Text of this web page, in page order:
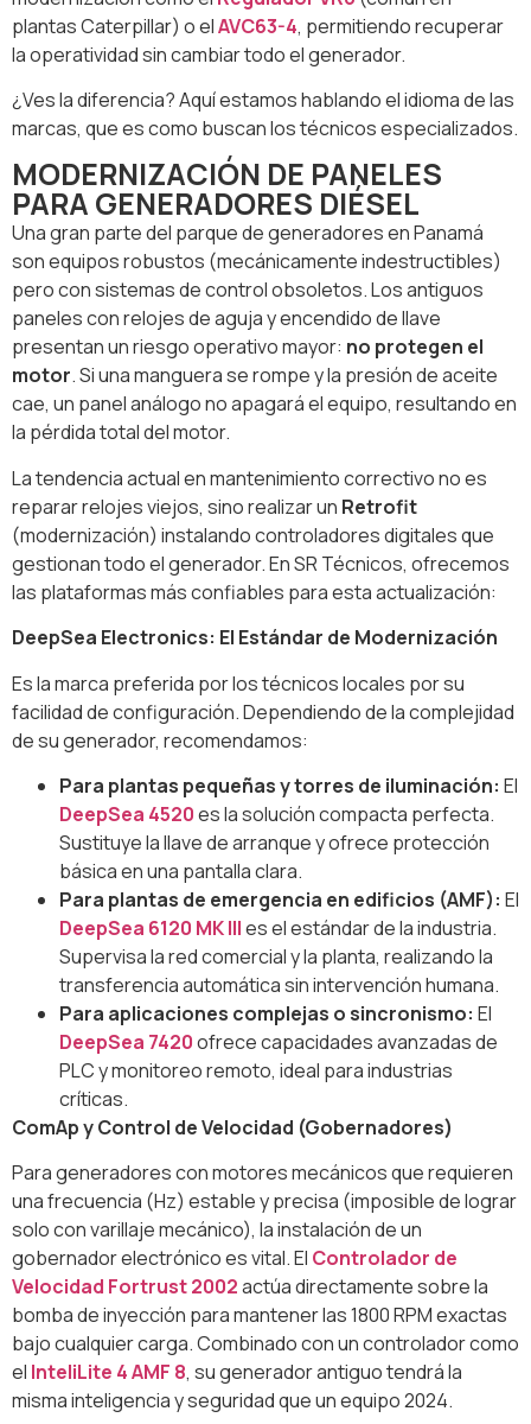
plantas Caterpillar) o elAVC63-4, permitiendo recuperar
la operatividad sin cambiar todo el generador.
¿Ves la diferencia? Aquí estamos hablando el idioma de las
marcas, que es como buscan los técnicos especializados.
MODERNIZACIÓN DE PANELES
PARA GENERADORES DIÉSEL
Una gran parte del parque de generadores en Panamá
son equipos robustos (mecánicamente indestructibles)
pero con sistemas de control obsoletos. Los antiguos
paneles con relojes de aguja y encendido de llave
presentan un riesgo operativo mayor: no protegen el
motor. Si una manguera se rompe y la presión de aceite
cae, un panel análogo no apagará el equipo, resultando en
la pérdida total del motor.
La tendencia actual en mantenimiento correctivo no es
reparar relojes viejos, sino realizar un Retrofit
(modernización) instalando controladores digitales que
gestionan todo el generador. En SR Técnicos, ofrecemos
las plataformas más confiables para esta actualización:
DeepSea Electronics: El Estándar de Modernización
Es la marca preferida por los técnicos locales por su
facilidad de configuración. Dependiendo de la complejidad
de su generador, recomendamos:
Para plantas pequeñas y torres de iluminación: El
DeepSea 4520es la solución compacta perfecta.
Sustituye la llave de arranque y ofrece protección
básica en una pantalla clara.
Para plantas de emergencia en edificios (AMF): El
DeepSea 6120 MK IIIes el estándar de la industria.
Supervisa la red comercial y la planta, realizando la
transferencia automática sin intervención humana.
Para aplicaciones complejas o sincronismo: El
DeepSea 7420ofrece capacidades avanzadas de
PLC y monitoreo remoto, ideal para industrias
críticas.
ComAp y Control de Velocidad (Gobernadores)
Para generadores con motores mecánicos que requieren
una frecuencia (Hz) estable y precisa (imposible de lograr
solo con varillaje mecánico), la instalación de un
gobernador electrónico es vital. El Controlador de
Velocidad Fortrust 2002actúa directamente sobre la
bomba de inyección para mantener las 1800 RPM exactas
bajo cualquier carga. Combinado con un controlador como
el InteliLite 4 AMF 8, su generador antiguo tendrá la
misma inteligencia y seguridad que un equipo 2024.